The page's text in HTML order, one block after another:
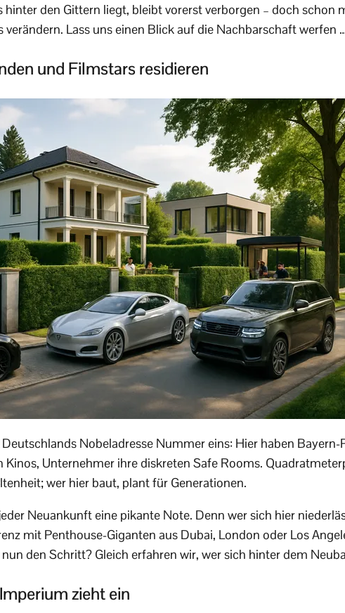
hinter den Gittern liegt, bleibt vorerst verborgen – doch schon
verändern. Lass uns einen Blick auf die Nachbarschaft werfen
und Filmstars residieren
Nobeladresse Nummer eins: Hier haben Bayern-
Kinos, Unternehmer ihre diskreten Safe Rooms.
wer hier baut, plant für Generationen.
Neuankunft eine pikante Note. Denn wer sich hier
mit Penthouse-Giganten aus Dubai, London oder Los
den Schritt? Gleich erfahren wir, wer sich hinter dem
zieht ein